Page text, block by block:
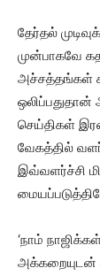
தேர்தல்
முன்பாகவே
அச்சத்தங்கள்
செய்திகள்
வேகத்தில்
இவ்வளர்ச்சி
‘நாம்
அக்கறையுடன்